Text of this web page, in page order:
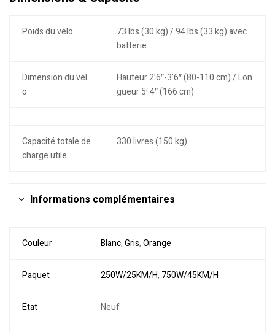
Poids du vélo
73 lbs (30 kg) / 94 lbs (33 kg) avec
batterie
Dimension du vél
o
Hauteur 2’6″-3’6″ (80-110 cm) / Lon
gueur 5′.4″ (166 cm)
Capacité totale de
charge utile
330 livres (150 kg)
Informations complémentaires
Couleur Blanc,Gris,Orange
Paquet 250W/25KM/H, 750W/45KM/H
Etat Neuf